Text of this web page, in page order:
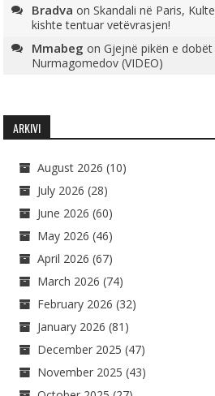
Bradva onSkandali në Paris,
kishte tentuar vetëvrasjen!
Mmabeg onGjejnë pikën e
Nurmagomedov (VIDEO)
ARKIVI
August 2026 (10)
July 2026 (28)
June 2026 (60)
May 2026 (46)
April 2026 (67)
March 2026 (74)
February 2026 (32)
January 2026 (81)
December 2025 (47)
November 2025 (43)